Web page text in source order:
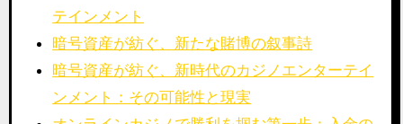
テインメント
暗号資産が紡ぐ、新たな賭博の叙事詩
暗号資産が紡ぐ、新時代のカジノエンターテイ
ンメント：その可能性と現実